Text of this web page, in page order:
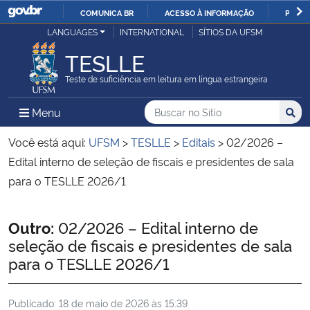
IR
COMUNICA BR ACESSO À INFORMAÇÃO
Ministério da Justiça e Segurança Pública
Ministério da Defesa
Ministério das Relações Exteriores
Ministério da Economia
Ministério da Agricultura, Pecuária e Abastecimento
Ministério da Educação
LANGUAGES INTERNATIONAL SÍTIOS DA UFSM
TESLLE
Teste de suficiência em leitura em língua estrangeira
Menu Menu Principal do Sítio
Busca
Buscar no no Sítio
Busca:
Você está aqui: UFSM >TESLLE > Editais >02/2026 –
Edital interno de seleção de fiscais e presidentes de sala
para o TESLLE 2026/1
Início do conteúdo
Outro: 02/2026 – Edital interno de
seleção de fiscais e presidentes de sala
para o TESLLE 2026/1
Publicado: 18 de maio de 2026 às 15:39